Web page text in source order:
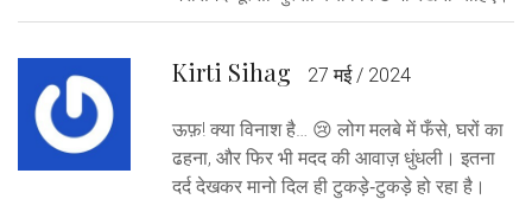
Kirti Sihag 27 मई / 2024
ऊफ़! क्या विनाश है… 😢 लोग मलबे में फँसे, घरों का
ढहना, और फिर भी मदद की आवाज़ धुंधली। इतना
दर्द देखकर मानो दिल ही टुकड़े‑टुकड़े हो रहा है।